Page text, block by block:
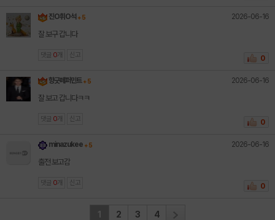
진O휘O석 + 5 2026-06-16
잘 보구 갑니다
댓글 0 개 신고 0
향긋페퍼민트 + 5 2026-06-16
잘 보고 갑니다ㅋㅋ
댓글 0 개 신고 0
minazukee + 5 2026-06-16
출전 보고감
댓글 0 개 신고 0
1 2 3 4